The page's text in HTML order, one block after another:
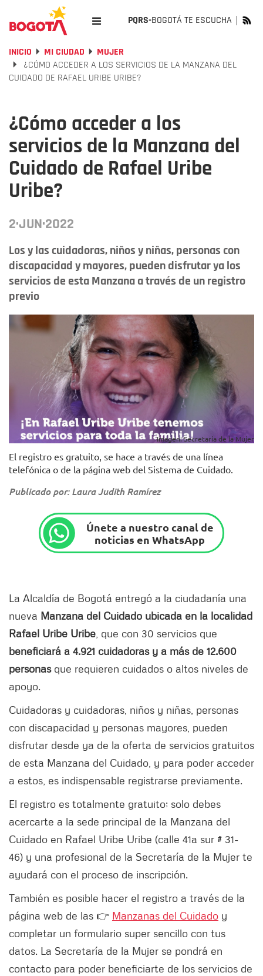
PQRS-BOGOTÁ TE ESCUCHA
INICIO MI CIUDAD
MUJER
¿CÓMO ACCEDER A LOS SERVICIOS DE LA MANZANA DEL
CUIDADO DE RAFAEL URIBE URIBE?
¿Cómo acceder a los
servicios de la Manzana del
Cuidado de Rafael Uribe
Uribe?
2·JUN·2022
Los y las cuidadoras, niños y niñas, personas con
discapacidad y mayores, pueden disfrutar ya los
servicios de esta Manzana a través de un registro
previo
Imagen: Secretaría de la Mujer
El registro es gratuito, se hace a través de una línea
telefónica o de la página web del Sistema de Cuidado.
Publicado por: Laura Judith Ramírez
Únete a nuestro canal de
noticias en WhatsApp
La Alcaldía de Bogotá entregó a la ciudadanía una
nueva Manzana del Cuidado ubicada en la localidad
Rafael Uribe Uribe , que con 30 servicios que
beneficiará a 4.921 cuidadoras y a más de 12.600
personasque requieren cuidados o altos niveles de
apoyo.
Cuidadoras y cuidadoras, niños y niñas, personas
con discapacidad y personas mayores, pueden
disfrutar desde ya de la oferta de servicios gratuitos
de esta Manzana del Cuidado, y para poder acceder
a estos, es indispensable registrarse previamente.
El registro es totalmente gratuito; solo debes
acercarte a la sede principal de la Manzana del
Cuidado en Rafael Uribe Uribe (calle 41a sur # 31-
46) y una profesional de la Secretaría de la Mujer te
ayudará con el proceso de inscripción.
También es posible hacer el registro a través de la
página web de las 👉 Manzanas del Cuidado y
completar un formulario super sencillo con tus
datos. La Secretaría de la Mujer se pondrá en
contacto para poder beneficiarte de los servicios de